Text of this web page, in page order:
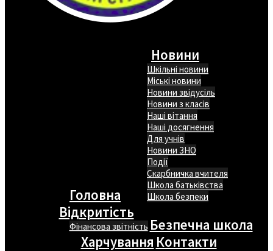
Головна
Новини
Шкільні новини
Міські новини
Новини звідусіль
Новини з класів
Наші вітання
Наші досягнення
Для учнів
Новини ЗНО
Події
Скарбничка вчителя
Школа батьківства
Школа безпеки
Відкритість
Фінансова звітність Безпечна школа
Харчування Контакти